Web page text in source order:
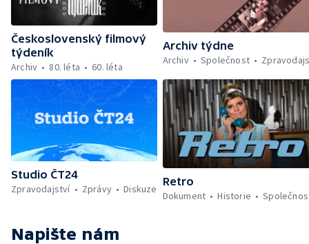
Československý filmový
týdeník
Archiv
80. léta 60. léta
Archiv týdne
Archiv
Společnost
Studio ČT24
Zpravodajství
Zprávy Diskuze
Retro
Dokument
Historie
Napište nám